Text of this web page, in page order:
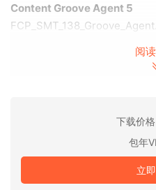
Content Groove Agent 5
阅
下载价格
包年
立